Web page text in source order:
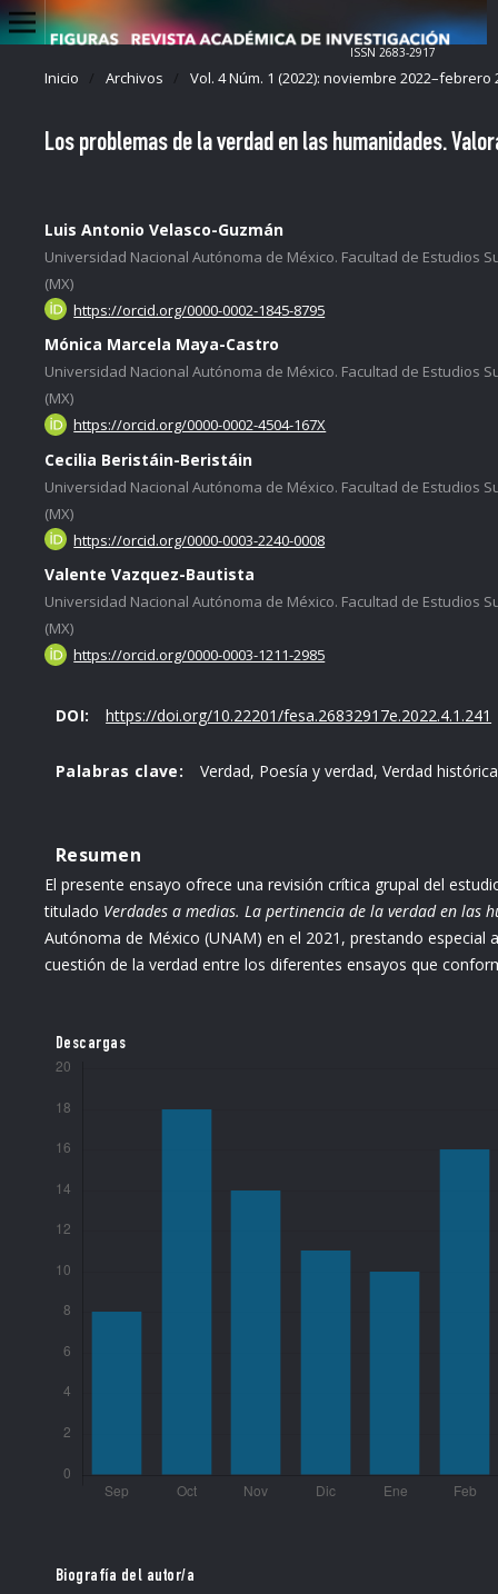
ISSN 2683-2917
Inicio / Archivos / Vol. 4 Núm. 1 (2022): noviembre 2022–febrero
Los problemas de la verdad en las humanidades.
Luis Antonio Velasco-Guzmán
Universidad Nacional Autónoma de México. Facultad de Estudios
(MX)
https://orcid.org/0000-0002-1845-8795
Mónica Marcela Maya-Castro
Universidad Nacional Autónoma de México. Facultad de Estudios
(MX)
https://orcid.org/0000-0002-4504-167X
Cecilia Beristáin-Beristáin
Universidad Nacional Autónoma de México. Facultad de Estudios
(MX)
https://orcid.org/0000-0003-2240-0008
Valente Vazquez-Bautista
Universidad Nacional Autónoma de México. Facultad de Estudios
(MX)
https://orcid.org/0000-0003-1211-2985
DOI: https://doi.org/10.22201/fesa.26832917e.2022.4.1.241
Palabras clave: Verdad, Poesía y verdad, Verdad
Resumen
El presente ensayo ofrece una revisión crítica grupal del
titulado Verdades a medias. La pertinencia de la verdad en las
Autónoma de México (UNAM) en el 2021, prestando
cuestión de la verdad entre los diferentes ensayos que
Descargas
Biografía del autor/a